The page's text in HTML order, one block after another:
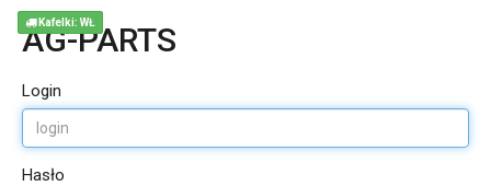
AG-PARTS
Login
Hasło
Kafelki: WŁ